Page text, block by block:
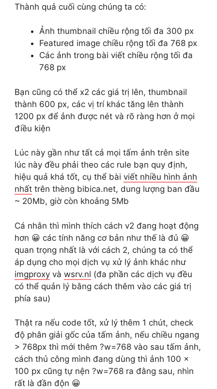
Thành quả cuối cùng chúng ta có:
Ảnh thumbnail chiều rộng tối đa 300 px
Featured image chiều rộng tối đa 768 px
Các ảnh trong bài viết chiều rộng tối đa
768 px
Bạn cũng có thể x2 các giá trị lên, thumbnail
thành 600 px, các vị trí khác tăng lên thành
1200 px để ảnh được nét và rõ ràng hơn ở mọi
điều kiện
Lúc này gần như tất cả mọi tấm ảnh trên site
lúc này đều phải theo các rule bạn quy định,
hiệu quả khá tốt, cụ thể bài viết nhiều hình ảnh
nhất trên thèng bibica.net, dung lượng ban đầu
~ 20Mb, giờ còn khoảng 5Mb
Cá nhân thì mình thích cách v2 đang hoạt động
hơn 😀 các tính năng cơ bản như thế là đủ 😀
quan trọng nhất là với cách 2, chúng ta có thể
áp dụng cho mọi dịch vụ xử lý ảnh khác như
imgproxy và wsrv.nl (đa phần các dịch vụ đều
có thể quản lý bằng cách thêm vào các giá trị
phía sau)
Thật ra nếu code tốt, xử lý thêm 1 chút, check
độ phân giải gốc của tấm ảnh, nếu chiều ngang
> 768px thì mới thêm ?w=768 vào sau tấm ảnh,
cách thủ công mình đang dùng thì ảnh 100 x
100 px cũng tự nện ?w=768 ra đằng sau, nhìn
rất là đần độn 😀